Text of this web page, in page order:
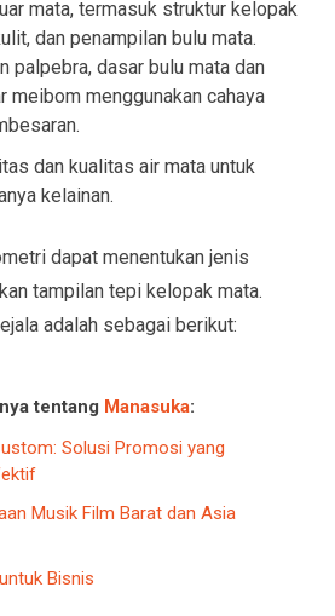
mata, termasuk struktur kelopak
dan penampilan bulu mata.
palpebra, dasar bulu mata dan
meibom menggunakan cahaya
dan kualitas air mata untuk
kelainan.
dapat menentukan jenis
tampilan tepi kelopak mata.
adalah sebagai berikut:
tentang Manasuka:
Solusi Promosi yang
Musik Film Barat dan Asia
Bisnis